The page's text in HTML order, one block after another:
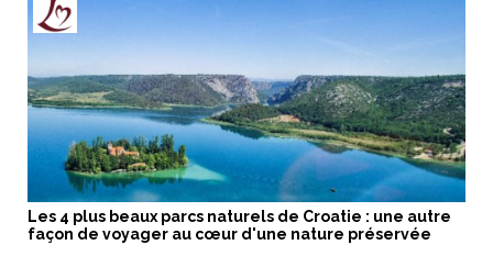
Les 4 plus beaux parcs naturels de Croatie : une autre
façon de voyager au cœur d'une nature préservée